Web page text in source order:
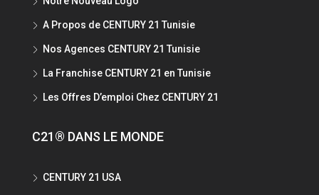
A Propos de CENTURY 21 Tunisie
Nos Agences CENTURY 21 Tunisie
La Franchise CENTURY 21 en Tunisie
Les Offres D’emploi Chez CENTURY 21
C21® DANS LE MONDE
CENTURY 21 USA